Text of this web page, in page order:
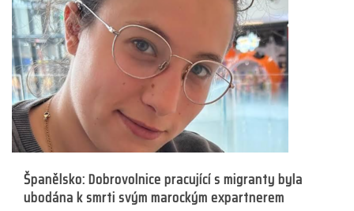
Španělsko: Dobrovolnice pracující s migranty byla
ubodána k smrti svým marockým expartnerem